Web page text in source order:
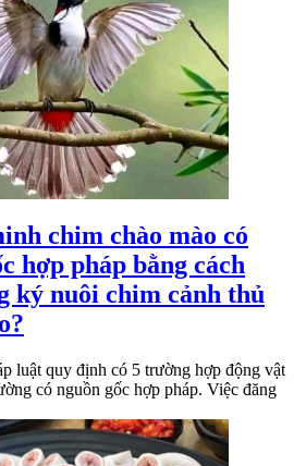
chim chào mào có
hợp pháp bằng cách
ký nuôi chim cảnh thủ
luật quy định có 5 trường hợp động vật
có nguồn gốc hợp pháp. Việc đăng